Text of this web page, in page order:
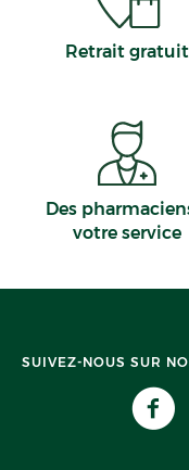
Retrait gratuit
Des
votre service
SUIVEZ-NOUS SUR